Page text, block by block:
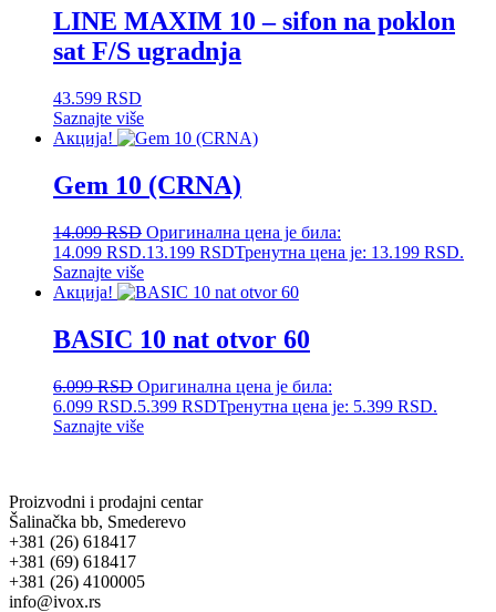
LINE MAXIM 10 – sifon na poklon
sat F/S ugradnja
43.599 RSD
Saznajte više
Акција!
Gem 10 (CRNA)
14.099RSD Оригинална цена је била:
14.099 RSD.13.199 RSDТренутна цена је: 13.199 RSD.
Saznajte više
Акција!
BASIC 10 nat otvor 60
6.099RSD Оригинална цена је била:
6.099 RSD.5.399 RSDТренутна цена је: 5.399 RSD.
Saznajte više
Proizvodni i prodajni centar
Šalinačka bb, Smederevo
+381 (26) 618417
+381 (69) 618417
+381 (26) 4100005
info@ivox.rs